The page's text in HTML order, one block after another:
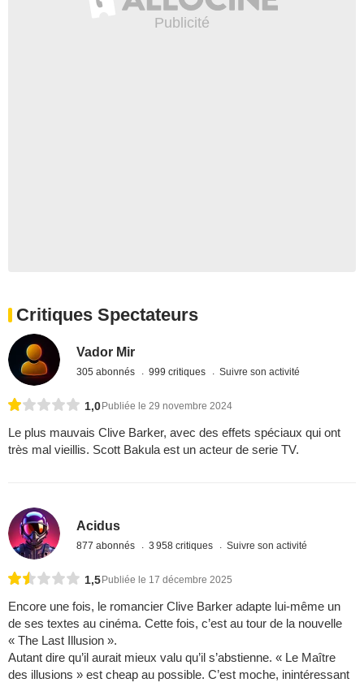
Critiques Spectateurs
Vador Mir
305 abonnés 999 critiques Suivre son activité
1,0Publiée le 29 novembre 2024
Le plus mauvais Clive Barker, avec des effets spéciaux qui ont
très mal vieillis. Scott Bakula est un acteur de serie TV.
Acidus
877 abonnés 3 958 critiques Suivre son activité
1,5 Publiée le 17 décembre 2025
Encore une fois, le romancier Clive Barker adapte lui-même un
de ses textes au cinéma. Cette fois, c’est au tour de la nouvelle
« The Last Illusion ».
Autant dire qu’il aurait mieux valu qu’il s’abstienne. « Le Maître
des illusions » est cheap au possible. C’est moche, inintéressant